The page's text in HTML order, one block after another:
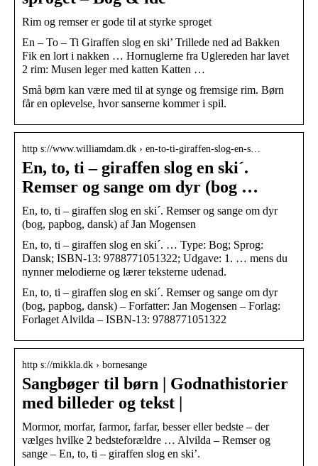
Rim og remser er gode til at styrke sproget
En – To – Ti Giraffen slog en ski’ Trillede ned ad Bakken
Fik en lort i nakken … Hornuglerne fra Uglereden har lavet
2 rim: Musen leger med katten Katten …
Små børn kan være med til at synge og fremsige rim. Børn
får en oplevelse, hvor sanserne kommer i spil.
http s://www.williamdam.dk › en-to-ti-giraffen-slog-en-s…
En, to, ti – giraffen slog en ski´.
Remser og sange om dyr (bog …
En, to, ti – giraffen slog en ski´. Remser og sange om dyr
(bog, papbog, dansk) af Jan Mogensen
En, to, ti – giraffen slog en ski´. … Type: Bog; Sprog:
Dansk; ISBN-13: 9788771051322; Udgave: 1. … mens du
nynner melodierne og lærer teksterne udenad.
En, to, ti – giraffen slog en ski´. Remser og sange om dyr
(bog, papbog, dansk) – Forfatter: Jan Mogensen – Forlag:
Forlaget Alvilda – ISBN-13: 9788771051322
http s://mikkla.dk › bornesange
Sangbøger til børn | Godnathistorier
med billeder og tekst |
Mormor, morfar, farmor, farfar, besser eller bedste – der
vælges hvilke 2 bedsteforældre … Alvilda – Remser og
sange – En, to, ti – giraffen slog en ski’.